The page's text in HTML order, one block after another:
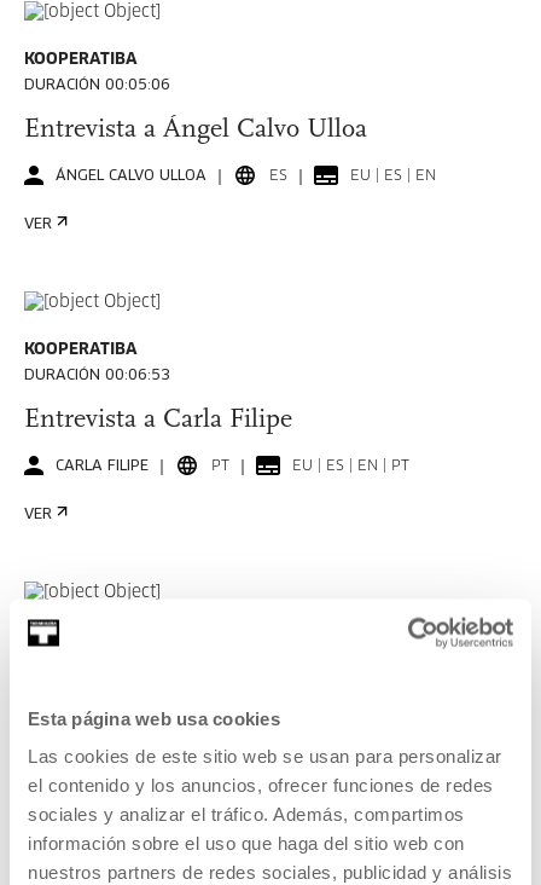
Esta página web usa cookies
Las cookies de este sitio web se usan para personalizar
el contenido y los anuncios, ofrecer funciones de redes
sociales y analizar el tráfico. Además, compartimos
información sobre el uso que haga del sitio web con
nuestros partners de redes sociales, publicidad y análisis
KOOPERATIBA
DURACIÓN 00:05:06
Entrevista a Ángel Calvo Ulloa
ÁNGEL CALVO ULLOA ES EU | ES | EN
VER
KOOPERATIBA
DURACIÓN 00:06:53
Entrevista a Carla Filipe
CARLA FILIPE PT EU | ES | EN | PT
VER
KOOPERATIBA
Entrevista a Taxio Ardanaz
TAXIO ARDANAZ ES EU | ES | EN